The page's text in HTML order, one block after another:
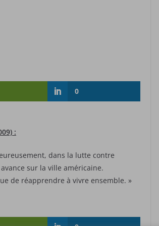
0
:
dans la lutte contre
sur la ville américaine.
de réapprendre à vivre ensemble. »